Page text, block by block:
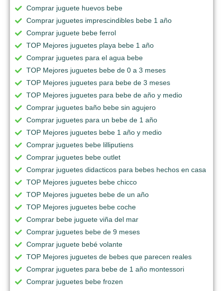
Comprar juguete huevos bebe
Comprar juguetes imprescindibles bebe 1 año
Comprar juguete bebe ferrol
TOP Mejores juguetes playa bebe 1 año
Comprar juguetes para el agua bebe
TOP Mejores juguetes bebe de 0 a 3 meses
TOP Mejores juguetes para bebe de 3 meses
TOP Mejores juguetes para bebe de año y medio
Comprar juguetes baño bebe sin agujero
Comprar juguetes para un bebe de 1 año
TOP Mejores juguetes bebe 1 año y medio
Comprar juguetes bebe lilliputiens
Comprar juguetes bebe outlet
Comprar juguetes didacticos para bebes hechos en casa
TOP Mejores juguetes bebe chicco
TOP Mejores juguetes bebe de un año
TOP Mejores juguetes bebe coche
Comprar bebe juguete viña del mar
Comprar juguetes bebe de 9 meses
Comprar juguete bebé volante
TOP Mejores juguetes de bebes que parecen reales
Comprar juguetes para bebe de 1 año montessori
Comprar juguetes bebe frozen